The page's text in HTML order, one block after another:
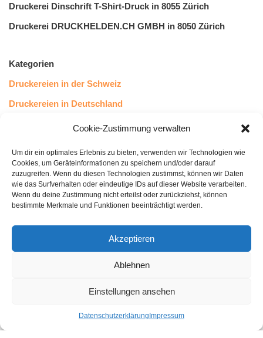
Cookie-Zustimmung verwalten
Um dir ein optimales Erlebnis zu bieten, verwenden wir Technologien wie
Cookies, um Geräteinformationen zu speichern und/oder darauf
zuzugreifen. Wenn du diesen Technologien zustimmst, können wir Daten
wie das Surfverhalten oder eindeutige IDs auf dieser Website verarbeiten.
Wenn du deine Zustimmung nicht erteilst oder zurückziehst, können
bestimmte Merkmale und Funktionen beeinträchtigt werden.
Akzeptieren
Ablehnen
Einstellungen ansehen
Datenschutzerklärung Impressum
Druckerei Dinschrift T-Shirt-Druck in 8055 Zürich
Druckerei DRUCKHELDEN.CH GMBH in 8050 Zürich
Kategorien
Druckereien in der Schweiz
Druckereien in Deutschland
Druckereien in Österreich
Kundenstimmen
43Leserstimmen